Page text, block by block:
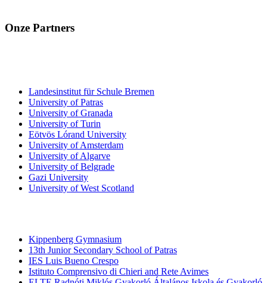
Onze Partners
Landesinstitut für Schule Bremen
University of Patras
University of Granada
University of Turin
Eötvös Lórand University
University of Amsterdam
University of Algarve
University of Belgrade
Gazi University
University of West Scotland
Kippenberg Gymnasium
13th Junior Secondary School of Patras
IES Luis Bueno Crespo
Istituto Comprensivo di Chieri and Rete Avimes